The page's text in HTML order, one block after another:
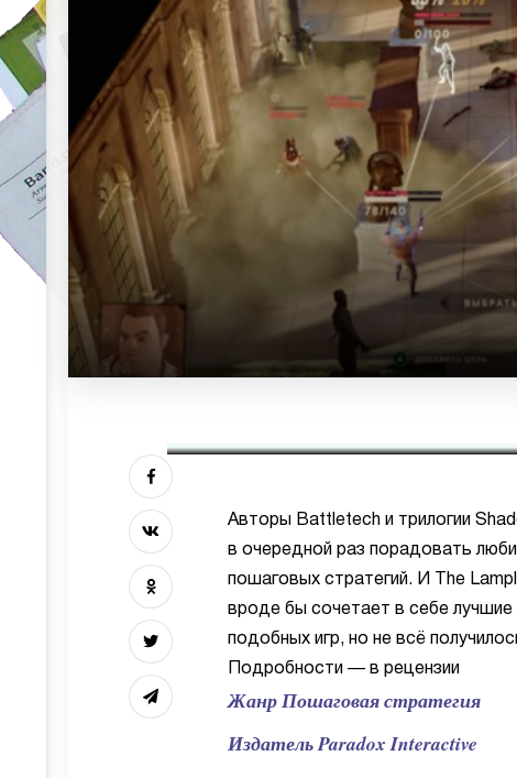
Авторы Battletech и трилогии
в очередной раз порадовать
пошаговых стратегий. И The
вроде бы сочетает в себе лучшие
подобных игр, но не всё
Подробности — в рецензии
Жанр Пошаговая стратегия
Издатель Paradox Interactive